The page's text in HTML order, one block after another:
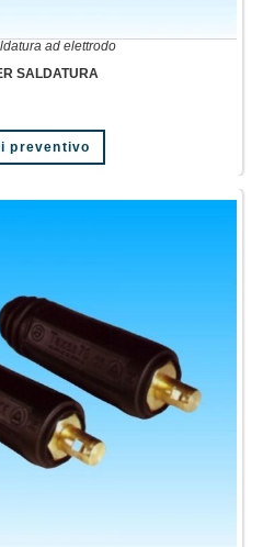
ad elettrodo
SALDATURA
preventivo